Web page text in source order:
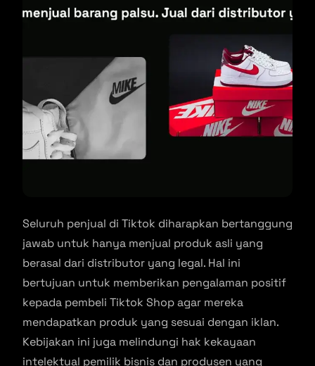
Seluruh penjual di Tiktok diharapkan bertanggung
jawab untuk hanya menjual produk asli yang
berasal dari distributor yang legal. Hal ini
bertujuan untuk memberikan pengalaman positif
kepada pembeli Tiktok Shop agar mereka
mendapatkan produk yang sesuai dengan iklan.
Kebijakan ini juga melindungi hak kekayaan
intelektual pemilik bisnis dan produsen yang